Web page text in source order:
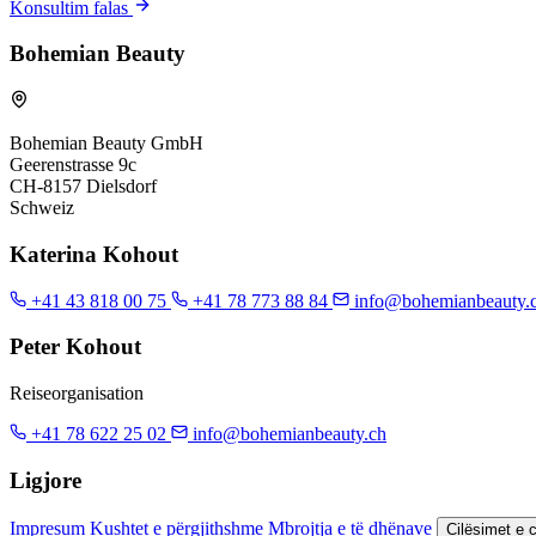
Konsultim falas
Bohemian Beauty
Bohemian Beauty GmbH
Geerenstrasse 9c
CH-8157 Dielsdorf
Schweiz
Katerina Kohout
+41 43 818 00 75 +41 78 773 88 84
Peter Kohout
Reiseorganisation
+41 78 622 25 02
info@bohemianbeauty.ch
Ligjore
Impresum Kushtet e përgjithshme Mbrojtja e të dhënave Cilësimet e